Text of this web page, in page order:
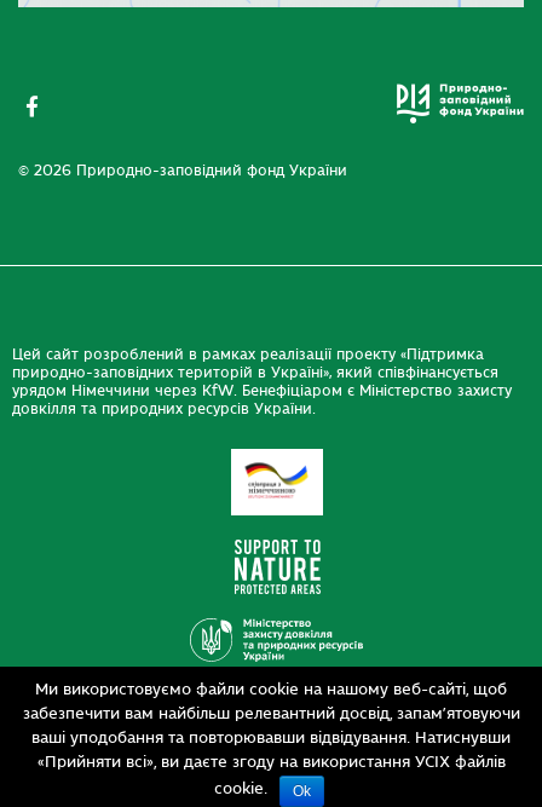
Ми використовуємо файли cookie на нашому веб-сайті, щоб
забезпечити вам найбільш релевантний досвід, запам’ятовуючи
ваші уподобання та повторювавши відвідування. Натиснувши
«Прийняти всі», ви даєте згоду на використання УСІХ файлів
cookie.
Ok
© 2026 Природно-заповідний фонд України
Цей сайт розроблений в рамках реалізації проекту «Підтримка
природно-заповідних територій в Україні», який співфінансується
урядом Німеччини через KfW. Бенефіціаром є Міністерство захисту
довкілля та природних ресурсів України.
Дизайн
Розробка
siteGist